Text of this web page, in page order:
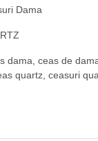
Dama
dama ceas de
quartz, ceasuri